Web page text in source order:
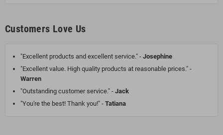
Customers Love Us
"Excellent products and excellent service." - Josephine
"Excellent value. High quality products at reasonable prices." -
Warren
"Outstanding customer service." - Jack
"You're the best! Thank you!" - Tatiana